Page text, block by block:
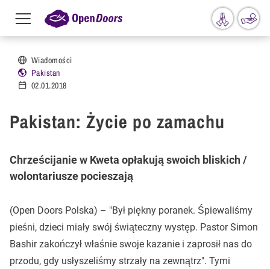
Przejdź do treści
Menu
toggle
Wiadomości
Pakistan
02.01.2018
Pakistan: Życie po zamachu
Chrześcijanie w Kweta opłakują swoich bliskich /
wolontariusze pocieszają
(Open Doors Polska) – "Był piękny poranek. Śpiewaliśmy
pieśni, dzieci miały swój świąteczny występ. Pastor Simon
Bashir zakończył właśnie swoje kazanie i zaprosił nas do
przodu, gdy usłyszeliśmy strzały na zewnątrz". Tymi